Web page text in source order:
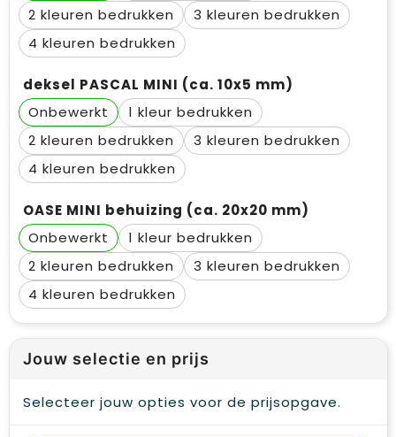
2
3
4
deksel PASCAL MINI (ca. 10x5 mm)
Onbewerkt
1
2
3
4
OASE MINI behuizing (ca. 20x20 mm)
Onbewerkt
1
2
3
4
Jouw selectie en prijs
Selecteer jouw opties voor de prijsopgave.